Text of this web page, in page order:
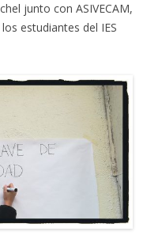
junto con ASIVECAM,
estudiantes del IES